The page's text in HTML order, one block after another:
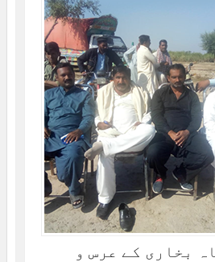
بخاری کے عرس و